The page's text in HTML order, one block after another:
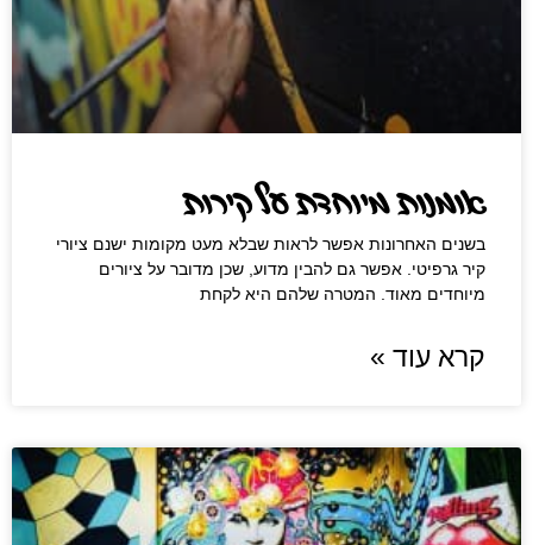
אומנות מיוחדת על קירות
בשנים האחרונות אפשר לראות שבלא מעט מקומות ישנם ציורי
קיר גרפיטי. אפשר גם להבין מדוע, שכן מדובר על ציורים
מיוחדים מאוד. המטרה שלהם היא לקחת
קרא עוד »